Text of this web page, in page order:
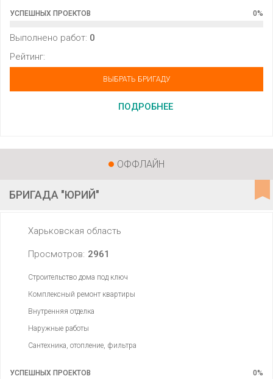
УСПЕШНЫХ ПРОЕКТОВ 0%
Выполнено работ: 0
Рейтинг:
ВЫБРАТЬ БРИГАДУ
ПОДРОБНЕЕ
ОФФЛАЙН
БРИГАДА "ЮРИЙ"
Харьковская область
Просмотров: 2961
Строительство дома под ключ
Комплексный ремонт квартиры
Внутренняя отделка
Наружные работы
Сантехника, отопление, фильтра
УСПЕШНЫХ ПРОЕКТОВ 0%